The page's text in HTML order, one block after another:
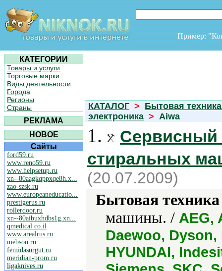
Пример:
КАТЕГОРИИ
Товары и услуги
Торговые марки
Виды деятельности
Города
Регионы
Страны
РЕКЛАМА
НОВОЕ
Сайты
ford59.ru
www.reno59.ru
www.helpsetup.ru
xn--80aagkqppxqe8h.x...
zao-szsk.ru
www.europeaneducatio...
prestigerus.ru
rollerdoor.ru
xn--80aibuxhdbs1g.xn...
qmedical.co.il
www.arealrus.ru
mebson.ru
femidasurgut.ru
meridian-prom.ru
ligaknives.ru
КАТАЛОГ > Бытовая
электроника > Aiwa
1.
Сервисный
стиральных
(20.07.2009)
Бытовая
машины. / AEG,
Daewoo,
HYUNDAI,